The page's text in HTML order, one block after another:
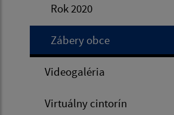
Rok 2020
Zábery obce
Videogaléria
Virtuálny cintorín